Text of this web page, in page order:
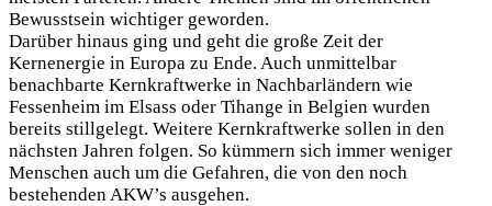
Bewusstsein wichtiger geworden.
Darüber hinaus ging und geht die große Zeit der
Kernenergie in Europa zu Ende. Auch unmittelbar
benachbarte Kernkraftwerke in Nachbarländern wie
Fessenheim im Elsass oder Tihange in Belgien wurden
bereits stillgelegt. Weitere Kernkraftwerke sollen in den
nächsten Jahren folgen. So kümmern sich immer weniger
Menschen auch um die Gefahren, die von den noch
bestehenden AKW’s ausgehen.